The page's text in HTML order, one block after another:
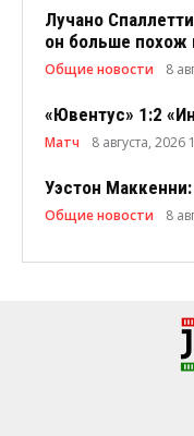
Лучано
он больше похож
Общие новости 8
«Ювентус» 1:2
Матч 8 августа, 2026
Уэстон
Общие новости 8